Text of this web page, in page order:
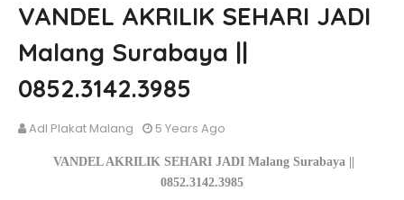
VANDEL AKRILIK SEHARI JADI
Malang Surabaya ||
0852.3142.3985
Adl Plakat Malang 5 Years Ago
VANDEL AKRILIK SEHARI JADI Malang Surabaya ||
0852.3142.3985